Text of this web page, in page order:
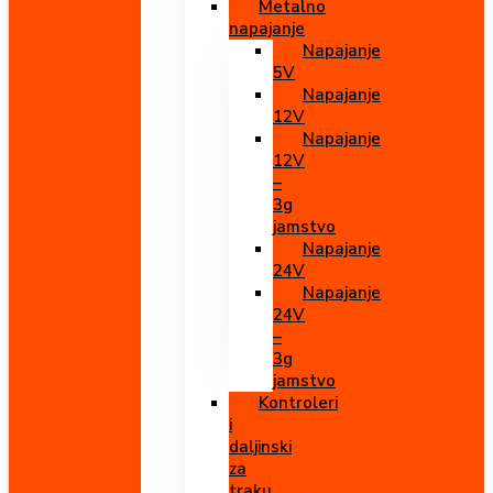
Metalno
napajanje
Napajanje
5V
Napajanje
12V
Napajanje
12V
–
3g
jamstvo
Napajanje
24V
Napajanje
24V
–
3g
jamstvo
Kontroleri
i
daljinski
za